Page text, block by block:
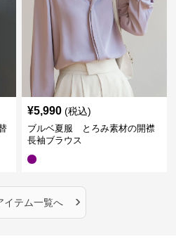
¥5,990 (税込)
ブルベ夏服 とろみ素材の開襟
長袖ブラウス
イテム一覧へ ›